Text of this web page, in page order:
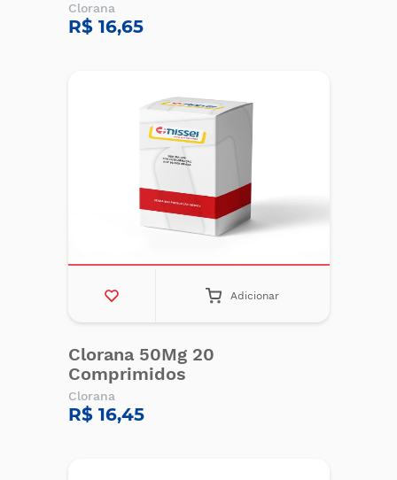
Clorana
R$ 16,65
Adicionar
Clorana 50Mg 20
Comprimidos
Clorana
R$ 16,45